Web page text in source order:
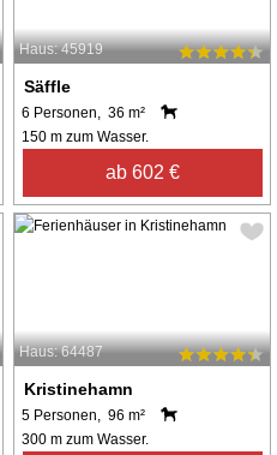
Haus: 45919
Säffle
6 Personen, 36 m²
150 m zum Wasser.
ab 602 €
Haus: 64487
Kristinehamn
5 Personen, 96 m²
300 m zum Wasser.